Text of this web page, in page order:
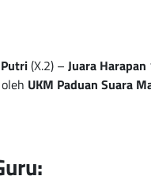
(X.2) – Juara Harapan
UKM Paduan Suara